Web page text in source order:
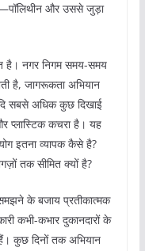
और उससे जुड़ा
है। नगर निगम समय-समय
है, जागरूकता अभियान
सबसे अधिक कुछ दिखाई
प्लास्टिक कचरा है। यह
इतना व्यापक कैसे है?
तक सीमित क्यों है?
के बजाय प्रतीकात्मक
कभी-कभार दुकानदारों के
कुछ दिनों तक अभियान